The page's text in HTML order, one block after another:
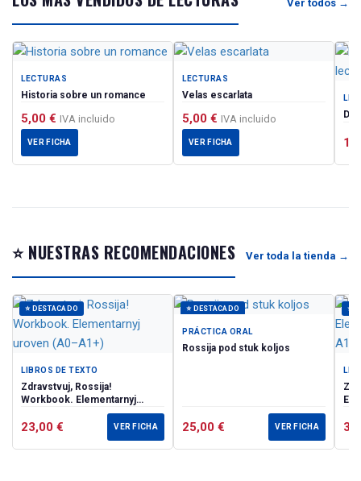
Ver todos →
LECTURAS
Historia sobre un romance
5,00 € IVA incluido
VER FICHA
LECTURAS
Velas escarlata
5,00 € IVA incluido
VER FICHA
⭐ NUESTRAS RECOMENDACIONES Ver toda la tienda →
⭐ DESTACADO
LIBROS DE TEXTO
Zdravstvuj, Rossija!
Workbook. Elementarnyj
23,00 € VER FICHA
⭐ DESTACADO
PRÁCTICA ORAL
Rossija pod stuk koljos
25,00 € VER FICHA
⭐